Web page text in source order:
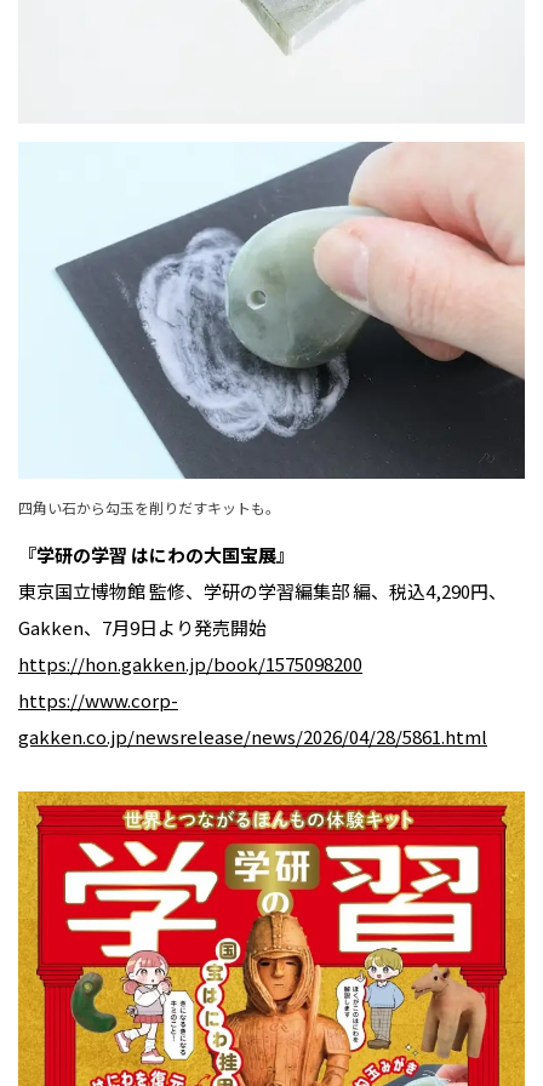
四角い石から勾玉を削りだすキットも。
『学研の学習 はにわの大国宝展』
東京国立博物館 監修、学研の学習編集部 編、税込4,290円、
Gakken、7月9日より発売開始
https://hon.gakken.jp/book/1575098200
https://www.corp-
gakken.co.jp/newsrelease/news/2026/04/28/5861.html